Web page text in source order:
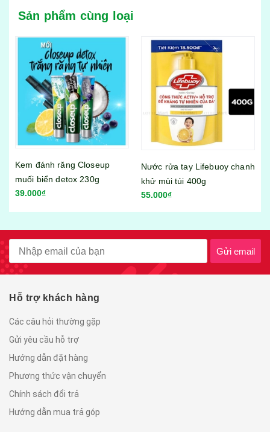
Sản phẩm cùng loại
răng Closeup
detox 230g
Nước rửa tay Lifebuoy chanh
khử mùi túi 400g
Sữa rửa
Gửi email
Hỗ trợ khách hàng
Các câu hỏi thường gặp
Gửi yêu cầu hỗ trợ
Hướng dẫn đặt hàng
Phương thức vận chuyển
Chính sách đổi trả
Hướng dẫn mua trả góp